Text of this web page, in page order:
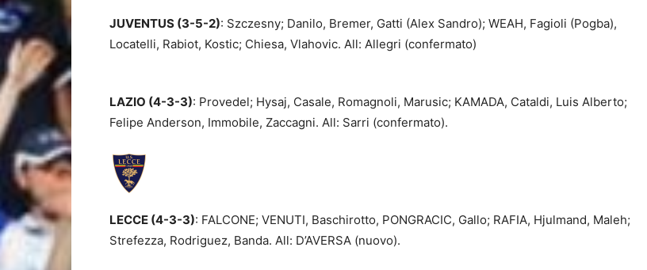
JUVENTUS (3-5-2): Szczesny; Danilo, Bremer, Gatti (Alex Sandro); WEAH, Fagioli (Pogba),
Locatelli, Rabiot, Kostic; Chiesa, Vlahovic. All: Allegri (confermato)
LAZIO (4-3-3): Provedel; Hysaj, Casale, Romagnoli, Marusic; KAMADA, Cataldi, Luis Alberto;
Felipe Anderson, Immobile, Zaccagni. All: Sarri (confermato).
LECCE (4-3-3): FALCONE; VENUTI, Baschirotto, PONGRACIC, Gallo; RAFIA, Hjulmand, Maleh;
Strefezza, Rodriguez, Banda. All: D’AVERSA (nuovo).